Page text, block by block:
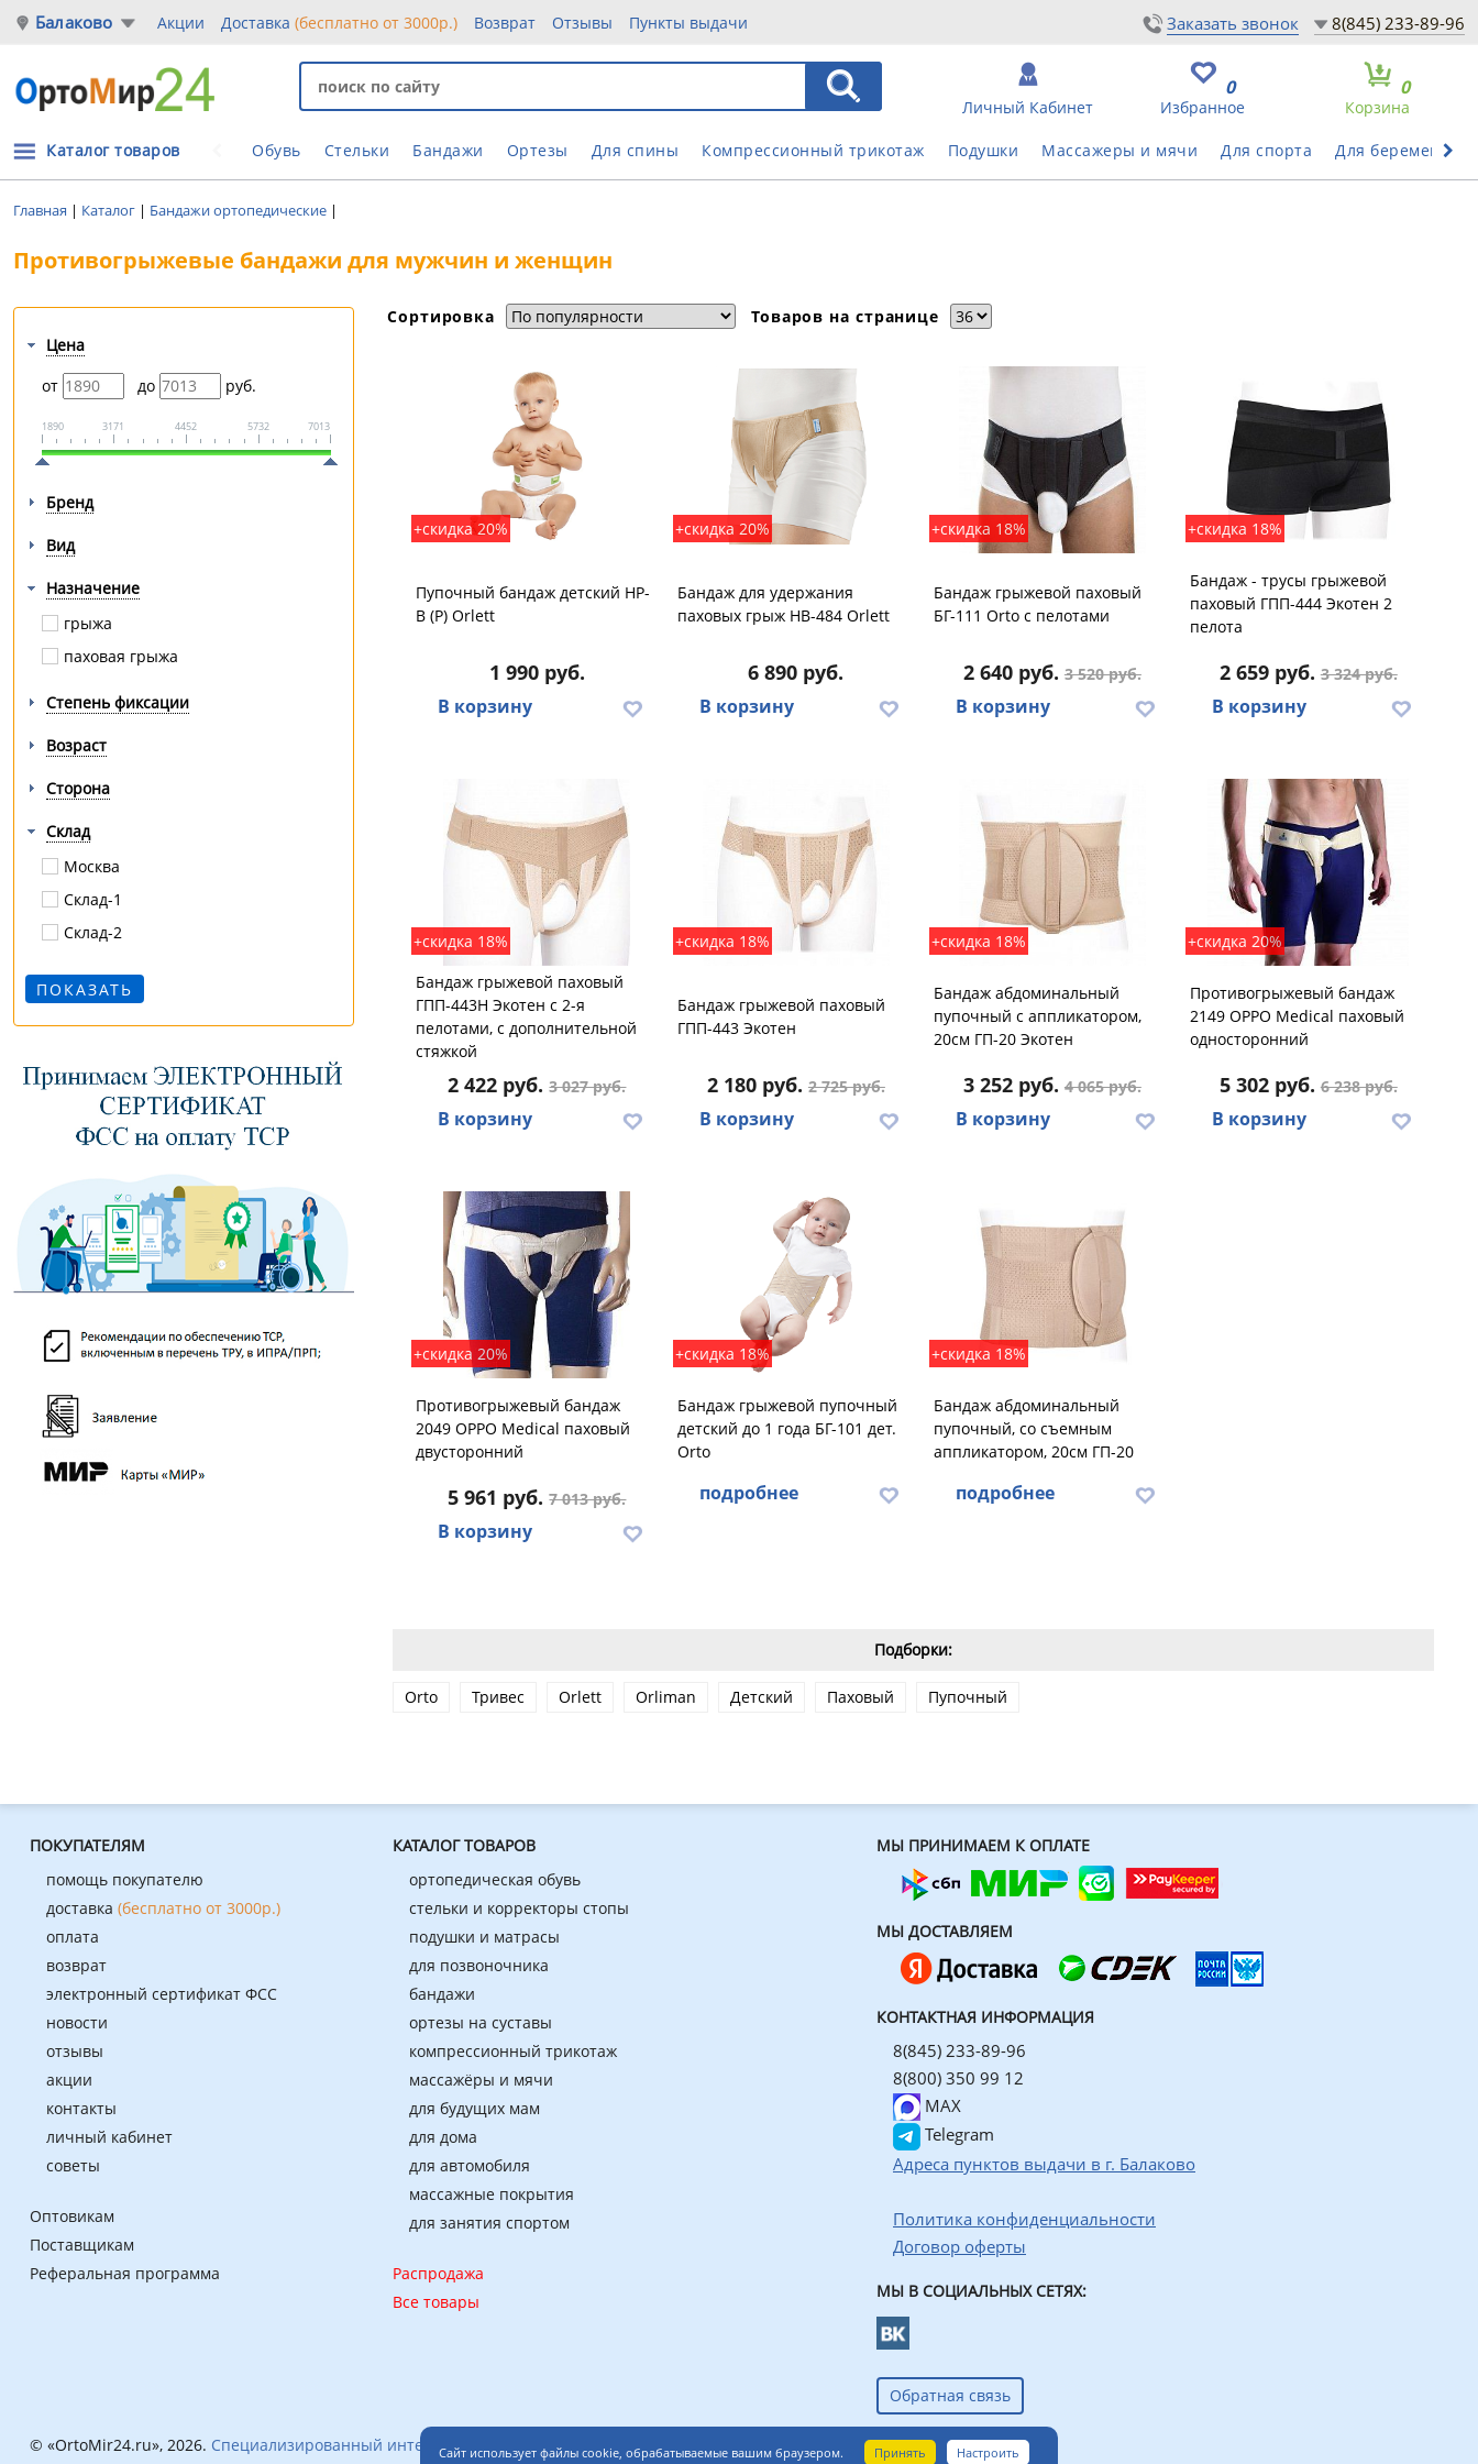
Балаково Акции Доставка (бесплатно от 3000р.) Возврат Отзывы Пункты выдачи Заказать звонок 8(845) 233-89-96
Корзина
0
Избранное
0
Личный Кабинет
Обувь Стельки Бандажи Ортезы Для спины Компрессионный трикотаж Подушки Массажеры и мячи Для спорта Для беременных
Каталог товаров
Главная | Каталог | Бандажи ортопедические |
Противогрыжевые бандажи для мужчин и женщин
Цена
от
до руб.
1890 3171 4452 5732 7013
Бренд
Вид
Назначение
грыжа
паховая грыжа
Степень фиксации
Возраст
Сторона
Склад
Москва
Склад-1
Склад-2
Сортировка Товаров на странице
+скидка 20%
Пупочный бандаж детский HP-
B (P) Orlett
1 990 руб.
В корзину
+скидка 20%
Бандаж для удержания
паховых грыж HB-484 Orlett
6 890 руб.
В корзину
+скидка 18%
Бандаж грыжевой паховый
БГ-111 Orto с пелотами
2 640 руб. 3 520 руб.
В корзину
+скидка 18%
Бандаж - трусы грыжевой
паховый ГПП-444 Экотен 2
пелота
2 659 руб. 3 324 руб.
В корзину
+скидка 18%
Бандаж грыжевой паховый
ГПП-443Н Экотен с 2-я
пелотами, с дополнительной
стяжкой
2 422 руб.3 027 руб.
В корзину
+скидка 18%
Бандаж грыжевой паховый
ГПП-443 Экотен
2 180 руб. 2 725 руб.
В корзину
+скидка 18%
Бандаж абдоминальный
пупочный с аппликатором,
20см ГП-20 Экотен
3 252 руб. 4 065 руб.
В корзину
+скидка 20%
Противогрыжевый бандаж
2149 OPPO Medical паховый
односторонний
5 302 руб. 6 238 руб.
В корзину
+скидка 20%
Противогрыжевый бандаж
2049 OPPO Medical паховый
двусторонний
5 961 руб.7 013 руб.
В корзину
+скидка 18%
Бандаж грыжевой пупочный
детский до 1 года БГ-101 дет.
Orto
подробнее
+скидка 18%
Бандаж абдоминальный
пупочный, со съемным
аппликатором, 20см ГП-20
подробнее
Подборки:
Orto Тривес Orlett Orliman Детский Паховый Пупочный
ПОКУПАТЕЛЯМ
помощь покупателю
доставка (бесплатно от 3000р.)
оплата
возврат
электронный сертификат ФСС
новости
отзывы
акции
контакты
личный кабинет
советы
Оптовикам
Поставщикам
Реферальная программа
КАТАЛОГ ТОВАРОВ
ортопедическая обувь
стельки и корректоры стопы
подушки и матрасы
для позвоночника
бандажи
ортезы на суставы
компрессионный трикотаж
массажёры и мячи
для будущих мам
для дома
для автомобиля
массажные покрытия
для занятия спортом
Распродажа
Все товары
МЫ ПРИНИМАЕМ К ОПЛАТЕ
МЫ ДОСТАВЛЯЕМ
КОНТАКТНАЯ ИНФОРМАЦИЯ
8(845) 233-89-96
8(800) 350 99 12
MAX
Telegram
Адреса пунктов выдачи в г. Балаково
Политика конфиденциальности
Договор оферты
МЫ В СОЦИАЛЬНЫХ СЕТЯХ:
Обратная связь
© «OrtoMir24.ru», 2026. Специализированный интернет-магазин ортопедических товаров
Сайт использует файлы cookie, обрабатываемые вашим браузером.
Принять Настроить